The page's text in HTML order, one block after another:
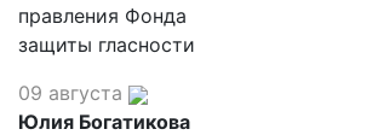
правления Фонда
защиты гласности
09 августа
Юлия Богатикова